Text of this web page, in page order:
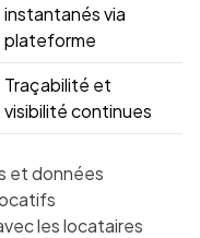
instantanés via
plateforme
Traçabilité et
visibilité continues
et données
les locataires